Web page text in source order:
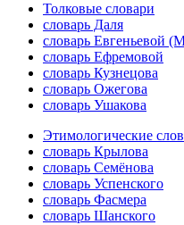
Толковые словари
словарь Даля
словарь Евгеньевой
словарь Ефремовой
словарь Кузнецова
словарь Ожегова
словарь Ушакова
Этимологические
словарь Крылова
словарь Семёнова
словарь Успенского
словарь Фасмера
словарь Шанского